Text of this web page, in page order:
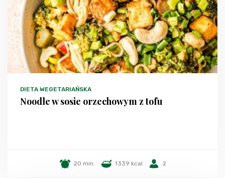
DIETA WEGETARIAŃSKA
Noodle w sosie orzechowym z tofu
20 min. 1339 kcal 2